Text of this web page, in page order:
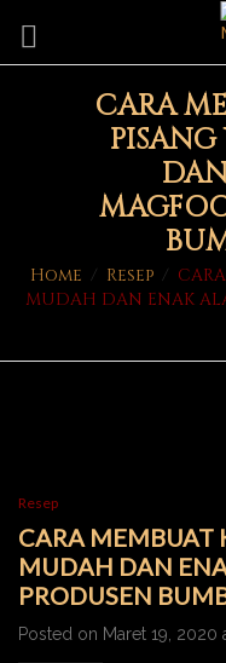
CARA
Home / Resep /
MUDAH DAN ENAK
Resep
CARA MEMBUAT
MUDAH DAN
PRODUSEN
Posted on Maret 19, 2020